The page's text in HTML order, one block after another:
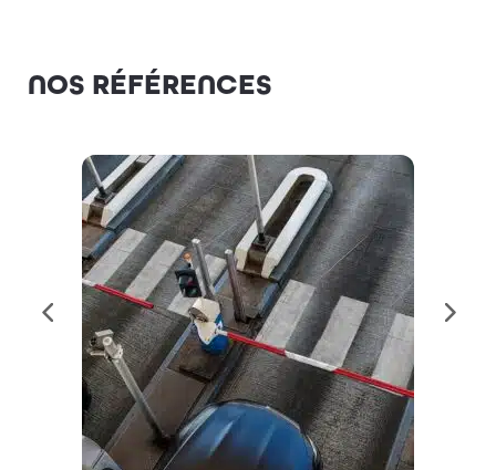
NOS RÉFÉRENCES